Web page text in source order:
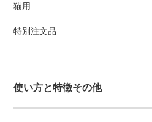
猫用
特別注文品
使い方と特徴その他